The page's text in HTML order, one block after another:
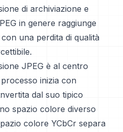
di archiviazione e
in genere raggiunge
una perdita di qualità
JPEG è al centro
inizia con
dal suo tipico
spazio colore diverso
colore YCbCr separa